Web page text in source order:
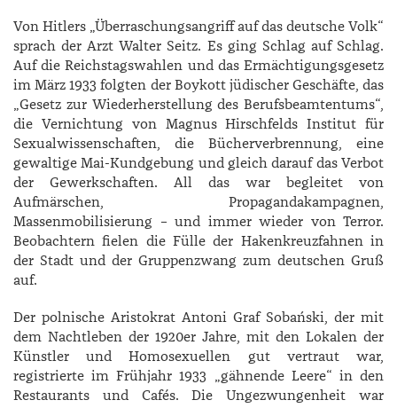
Von Hitlers „Überraschungsangriff auf das deutsche Volk“
sprach der Arzt Walter Seitz. Es ging Schlag auf Schlag.
Auf die Reichstagswahlen und das Ermächtigungsgesetz
im März 1933 folgten der Boykott jüdischer Geschäfte, das
„Gesetz zur Wiederherstellung des Berufsbeamtentums“,
die Vernichtung von ­Magnus ­Hirschfelds Institut für
Sexualwissenschaften, die Bücherverbrennung, eine
gewaltige Mai-Kundgebung und gleich darauf das Verbot
der Gewerkschaften. All das war begleitet von
Aufmärschen, Propagandakampagnen,
Massenmobilisierung – und immer wieder von Terror.
Beobachtern fielen die Fülle der Hakenkreuzfahnen in
der Stadt und der Gruppenzwang zum deutschen Gruß
auf.
Der polnische Aristokrat ­Antoni Graf ­Sobański, der mit
dem Nachtleben der 1920er Jahre, mit den Lokalen der
Künstler und Homosexuellen gut vertraut war,
registrierte im Frühjahr 1933 „gähnende Leere“ in den
Restaurants und Cafés. Die Ungezwungenheit war